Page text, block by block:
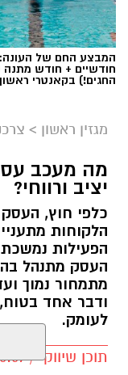
קרדיט תמונה
מהו שמאי
שמאי מקרקעין
מטעם מועצת
המשפטים,
המבצע החם של העונה:
חודשיים + חודש מתנה
החגים!) בקאנטרי ראשון
מגזין ראשון >
מה מעכב
יציב ורווחי?
כלפי חוץ,
הלקוחות
הפעילות נמשכת
העסק מתנהל
מתמחור נמוך
ודבר אחד
לעומק.
תוכן שיווקי / 10:57 27.07.26